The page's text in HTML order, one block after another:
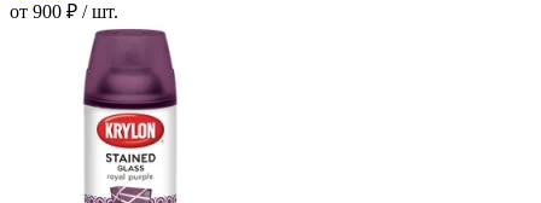
от 900 ₽ / шт.